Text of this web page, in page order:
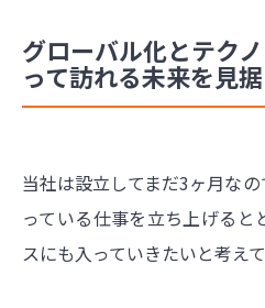
グローバル化とテク
って訪れる未来を見
当社は設立してまだ3ヶ月な
っている仕事を立ち上げる
スにも入っていきたいと考えて